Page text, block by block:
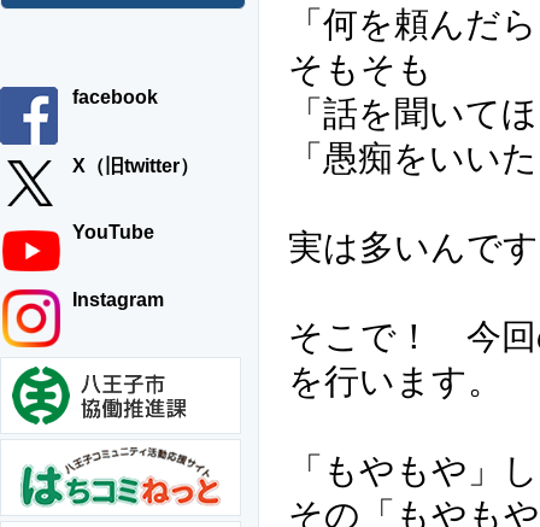
facebook
X（旧twitter）
YouTube
Instagram
「何を頼んだ
そもそも
「話を聞いて
「愚痴をいい
実は多いんで
そこで！ 今回
を行います。
「もやもや」
その「もやも